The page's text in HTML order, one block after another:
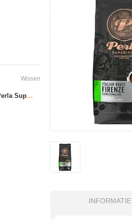
INFORMATIE
Wissen
AH Huismerk Per­la Superiore Italian roast firenze espessomaling